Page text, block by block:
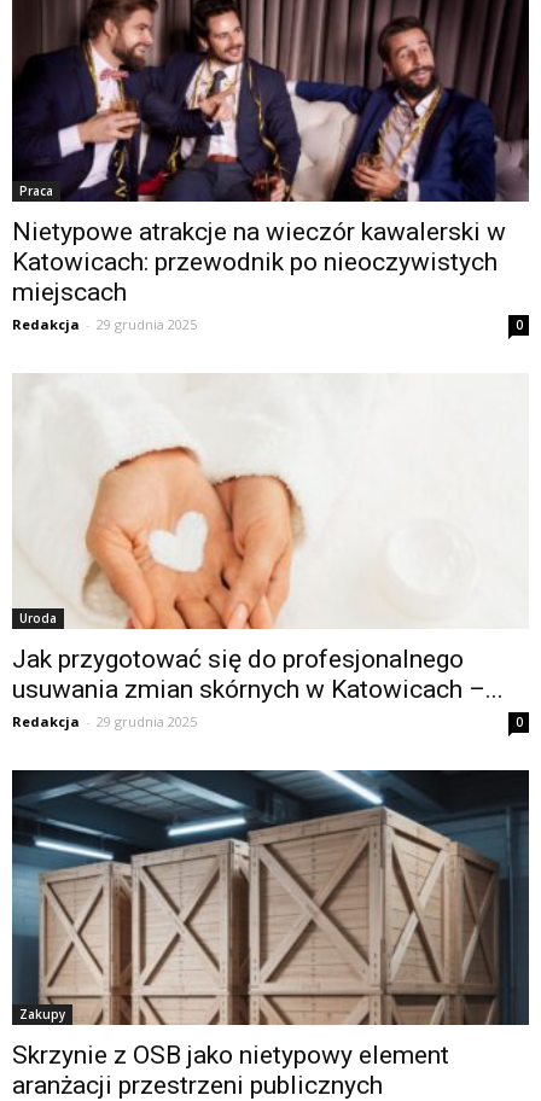
Praca
Nietypowe atrakcje na wieczór kawalerski w
Katowicach: przewodnik po nieoczywistych
miejscach
Redakcja - 29 grudnia 2025 0
Uroda
Jak przygotować się do profesjonalnego
usuwania zmian skórnych w Katowicach –...
Redakcja - 29 grudnia 2025 0
Zakupy
Skrzynie z OSB jako nietypowy element
aranżacji przestrzeni publicznych